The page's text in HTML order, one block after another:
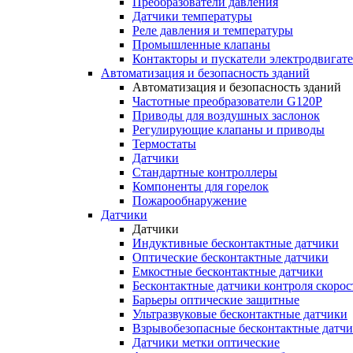
Датчики температуры
Реле давления и температуры
Промышленные клапаны
Контакторы и пускатели
Автоматизация и безопасность зданий
Автоматизация и безопасность зданий
Частотные преобразователи G120P
Приводы для воздушных заслонок
Регулирующие клапаны и приводы
Термостаты
Датчики
Стандартные контроллеры
Компоненты для горелок
Пожарообнаружение
Датчики
Датчики
Индуктивные бесконтактные датчики
Оптические бесконтактные датчики
Емкостные бесконтактные датчики
Бесконтактные датчики контроля
Барьеры оптические защитные
Ультразвуковые бесконтактные датчики
Взрывобезопасные бесконтактные
Датчики метки оптические